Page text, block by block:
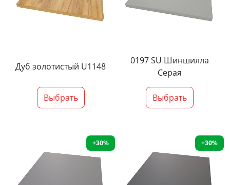
Дуб золотистый U1148
Выбрать
0197 SU Шиншилла
Серая
Выбрать
+30% +30%